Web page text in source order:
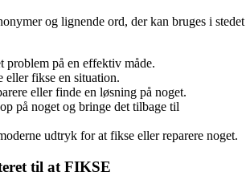
og lignende ord, der kan bruges i stedet
problem på en effektiv måde.
eller fikse en situation.
eller finde en løsning på noget.
på noget og bringe det tilbage til
udtryk for at fikse eller reparere noget.
til at FIKSE